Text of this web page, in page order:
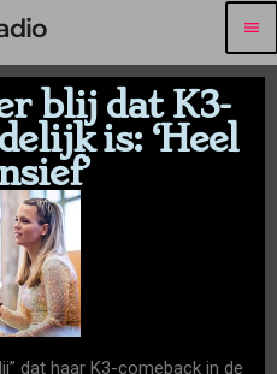
menu
blij dat K3-
is: ‘Heel
dat haar K3-comeback in de